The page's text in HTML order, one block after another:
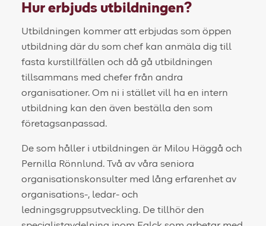
Hur erbjuds utbildningen?
Utbildningen kommer att erbjudas som öppen
utbildning där du som chef kan anmäla dig till
fasta kurstillfällen och då gå utbildningen
tillsammans med chefer från andra
organisationer. Om ni i stället vill ha en intern
utbildning kan den även beställa den som
företagsanpassad.
De som håller i utbildningen är Milou Häggå och
Pernilla Rönnlund. Två av våra seniora
organisationskonsulter med lång erfarenhet av
organisations-, ledar- och
ledningsgruppsutveckling. De tillhör den